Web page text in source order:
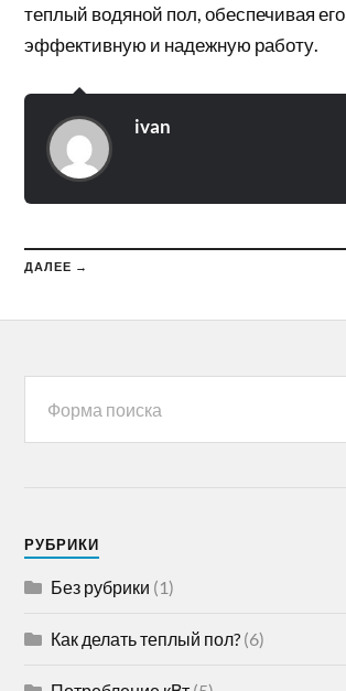
теплый водяной пол, обеспечивая его
эффективную и надежную работу.
ivan
ДАЛЕЕ →
РУБРИКИ
Без рубрики (1)
Как делать теплый пол? (6)